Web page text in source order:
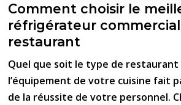
Comment choisir le
réfrigérateur
restaurant
Quel que soit le type de restaurant
l’équipement de votre cuisine fait
de la réussite de votre personnel.